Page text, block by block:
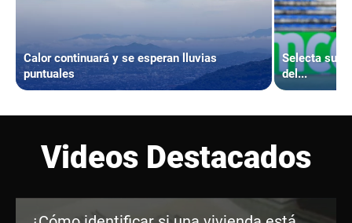
Calor continuará y se esperan lluvias
puntuales
Selecta sub-
del...
Videos Destacados